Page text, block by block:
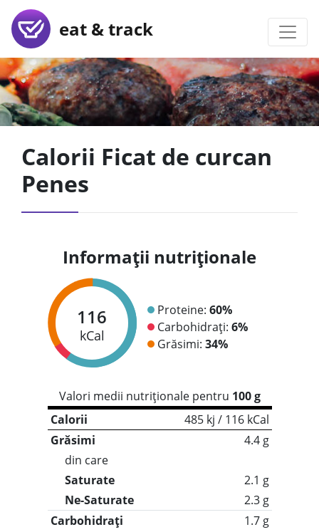
eat & track
Calorii Ficat de curcan
Penes
Informații nutriționale
116
kCal
Proteine: 60%
Carbohidrați: 6%
Grăsimi: 34%
Valori medii nutriționale pentru 100 g
Calorii
485 kj / 116 kCal
Grăsimi
4.4 g
din care
Saturate
2.1 g
Ne-Saturate
2.3 g
Carbohidrați
1.7 g